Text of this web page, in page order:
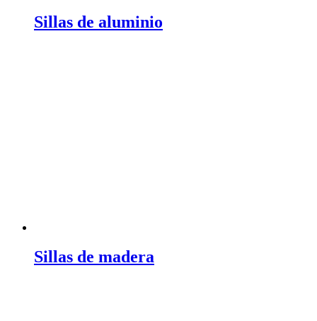
Sillas de aluminio
Sillas de madera